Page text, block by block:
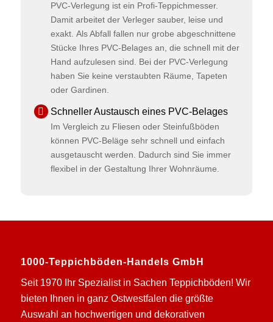
PVC-Verlegung ist ein Profi-Teppichmesser.
Damit arbeitet der Verleger sauber, leise und
exakt. Als Abfall fallen nur grobe abgeschnittene
Stücke Ihres PVC-Belages an, die schnell mit der
Hand aufzulesen sind. Bei der PVC-Verlegung
haben Sie keine verstaubten Räume, Tapeten
oder Gardinen.
Schneller Austausch eines PVC-Belages
Im Vergleich zu Fliesen oder Steinfußböden
können PVC-Beläge sehr schnell und einfach
ausgetauscht werden. Dadurch sind Sie immer
flexibel in der Gestaltung Ihrer Wohnräume.
1000-Teppichböden-Handels GmbH
Seit 1970 Ihr Spezialist in Sachen Teppichböden! Wir
bieten Ihnen in ganz Ostwestfalen die größte
Auswahl an hochwertigen und dekorativen